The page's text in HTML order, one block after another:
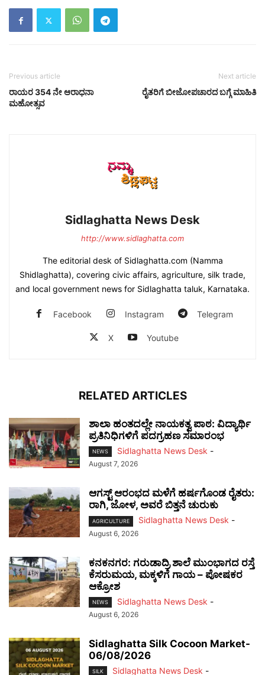
Previous article
ರಾಯರ 354 ನೇ ಆರಾಧನಾ
ಮಹೋತ್ಸವ
Next article
ರೈತರಿಗೆ ಬೀಜೋಪಚಾರದ ಬಗ್ಗೆ ಮಾಹಿತಿ
Sidlaghatta News Desk
http://www.sidlaghatta.com
The editorial desk of Sidlaghatta.com (Namma
Shidlaghatta), covering civic affairs, agriculture, silk trade,
and local government news for Sidlaghatta taluk, Karnataka.
Facebook Instagram Telegram
X Youtube
RELATED ARTICLES
ಶಾಲಾ ಹಂತದಲ್ಲೇ ನಾಯಕತ್ವ ಪಾಠ: ವಿದ್ಯಾರ್ಥಿ
ಪ್ರತಿನಿಧಿಗಳಿಗೆ ಪದಗ್ರಹಣ ಸಮಾರಂಭ
NEWS Sidlaghatta News Desk -
August 7, 2026
ಆಗಸ್ಟ್ ಆರಂಭದ ಮಳೆಗೆ ಹರ್ಷಗೊಂಡ ರೈತರು:
ರಾಗಿ, ಜೋಳ, ಅವರೆ ಬಿತ್ತನೆ ಚುರುಕು
AGRICULTURE Sidlaghatta News Desk -
August 6, 2026
ಕನಕನಗರ: ಗರುಡಾದ್ರಿ ಶಾಲೆ ಮುಂಭಾಗದ ರಸ್ತೆ
ಕೆಸರುಮಯ, ಮಕ್ಕಳಿಗೆ ಗಾಯ – ಪೋಷಕರ
ಆಕ್ರೋಶ
NEWS Sidlaghatta News Desk -
August 6, 2026
Sidlaghatta Silk Cocoon Market-
06/08/2026
SILK Sidlaghatta News Desk -